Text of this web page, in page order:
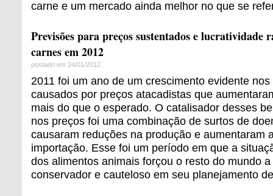
carne e um mercado ainda melhor no que se
Previsões para preços sustentados e lucratividade
carnes em 2012
postado em 24/01/2012
2011 foi um ano de um crescimento evidente
causados por preços atacadistas que
mais do que o esperado. O catalisador desses
nos preços foi uma combinação de surtos de
causaram reduções na produção e aumentaram
importação. Esse foi um período em que a
dos alimentos animais forçou o resto do mundo
conservador e cauteloso em seu planejamento